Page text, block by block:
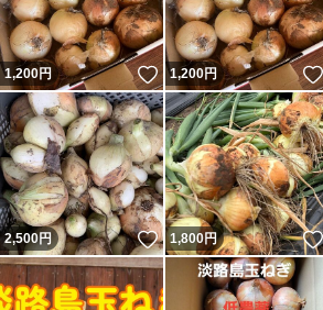
1,200円 いいね！
1,200円
2,500円 いいね！
1,800円